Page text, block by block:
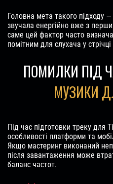
Головна мета такого підходу
звучала енергійно вже з
саме цей фактор часто
помітним для слухача у
ПОМИЛКИ ПІД
МУЗИКИ
Під час підготовки треку для
особливості платформи та
Якщо мастеринг виконаний
після завантаження може
баланс частот.